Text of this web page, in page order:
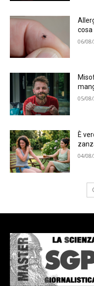
cosa
06/
05/
È
04/